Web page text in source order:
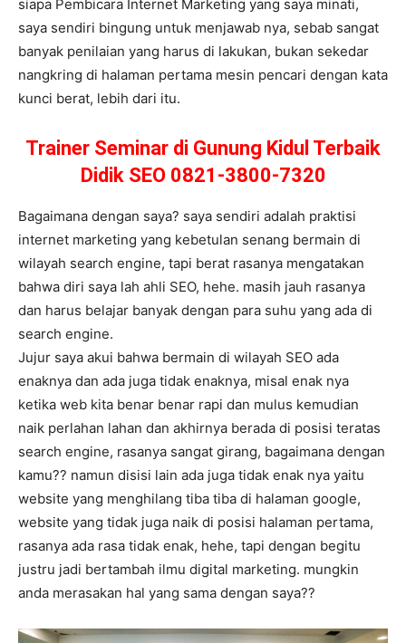
siapa Pembicara Internet Marketing yang saya minati,
saya sendiri bingung untuk menjawab nya, sebab sangat
banyak penilaian yang harus di lakukan, bukan sekedar
nangkring di halaman pertama mesin pencari dengan kata
kunci berat, lebih dari itu.
Trainer Seminar di Gunung Kidul Terbaik
Didik SEO 0821-3800-7320
Bagaimana dengan saya? saya sendiri adalah praktisi
internet marketing yang kebetulan senang bermain di
wilayah search engine, tapi berat rasanya mengatakan
bahwa diri saya lah ahli SEO, hehe. masih jauh rasanya
dan harus belajar banyak dengan para suhu yang ada di
search engine.
Jujur saya akui bahwa bermain di wilayah SEO ada
enaknya dan ada juga tidak enaknya, misal enak nya
ketika web kita benar benar rapi dan mulus kemudian
naik perlahan lahan dan akhirnya berada di posisi teratas
search engine, rasanya sangat girang, bagaimana dengan
kamu?? namun disisi lain ada juga tidak enak nya yaitu
website yang menghilang tiba tiba di halaman google,
website yang tidak juga naik di posisi halaman pertama,
rasanya ada rasa tidak enak, hehe, tapi dengan begitu
justru jadi bertambah ilmu digital marketing. mungkin
anda merasakan hal yang sama dengan saya??